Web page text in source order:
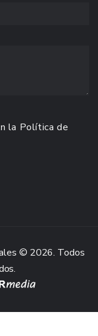
la Política de
© 2026. Todos